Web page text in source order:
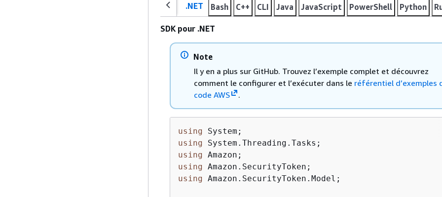
.NET Bash C++ CLI Java JavaScript PowerShell Python
SDK pour .NET
Note
Il y en a plus sur GitHub. Trouvez l’exemple complet et découvrez
comment le configurer et l’exécuter dans le référentiel d’exemples
code AWS
.
using
using
using
using
using Amazon.SecurityToken.Model;